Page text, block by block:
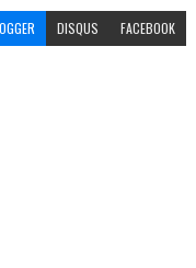
DISQUS FACEBOOK